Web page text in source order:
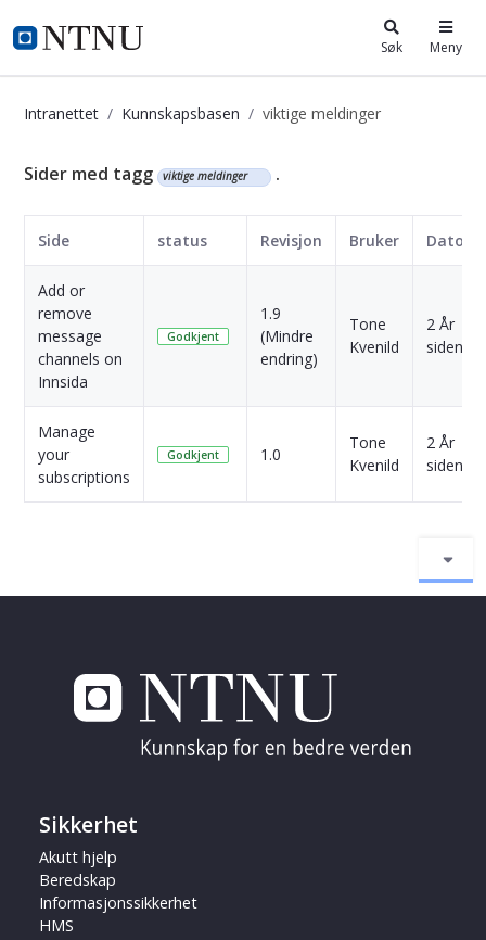
i.ntnu.no Søk Meny
Intranettet Kunnskapsbasen viktige meldinger
Kunnskapsbasen
Sider med tagg viktige meldinger .
Side status Revisjon Bruker Dato
Add or
remove
message
channels on
Innsida
Godkjent
1.9
(Mindre
endring)
Tone
Kvenild
2 År
siden
Manage
your
subscriptions
Godkjent 1.0
Tone
Kvenild
2 År
siden
Sikkerhet
Akutt hjelp
Beredskap
Informasjonssikkerhet
HMS